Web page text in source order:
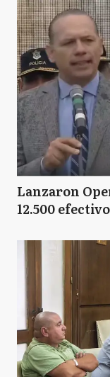
Lanzaron
12.500